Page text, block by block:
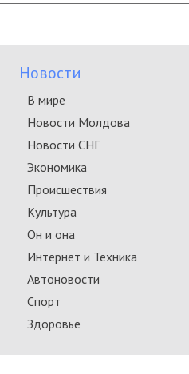
Новости
В мире
Новости Молдова
Новости СНГ
Экономика
Происшествия
Культура
Он и она
Интернет и Техника
Автоновости
Спорт
Здоровье